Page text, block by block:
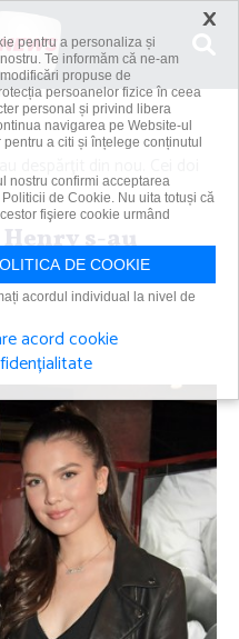
despărţit din nou. Cei doi
s-au
doi şi-au anulat
×
pentru a personaliza și
Te informăm că ne-am
propuse de
persoanelor fizice în ceea
personal și privind libera
navigarea pe Website-ul
a citi și înțelege conținutul
nostru confirmi acceptarea
de Cookie. Nu uita totuși că
fişiere cookie urmând
DE COOKIE
acordul individual la nivel de
acord cookie